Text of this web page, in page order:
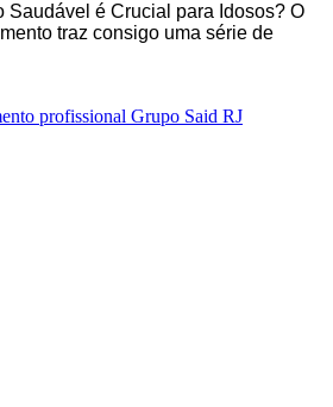
Saudável é Crucial para Idosos? O
traz consigo uma série de